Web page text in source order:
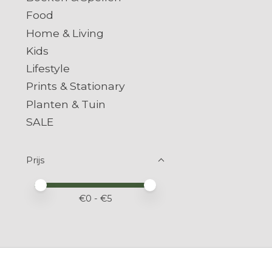
Food
Home & Living
Kids
Lifestyle
Prints & Stationary
Planten & Tuin
SALE
Prijs
Minimale prijswaarde
Price maximum value
€0 - €5